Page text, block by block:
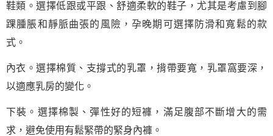
鞋類。選擇低跟或平跟、舒適柔軟的鞋子，尤其是考慮到腳
踝腫脹和靜脈曲張的風險，孕晚期可選擇防滑和寬鬆的款
式。
內衣。選擇棉質、支撐式的乳罩，揹帶要寬，乳罩窩要深，
以適應乳房的變化。
下裝。選擇棉製、彈性好的短褲，滿足腹部不斷增大的需
求，避免使用有鬆緊帶的緊身內褲。